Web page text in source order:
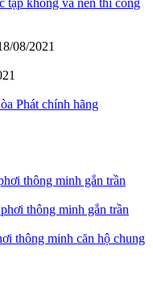
tạp không và nên thi công
08/2021
Phát chính hãng
thông minh gắn trần
thông minh gắn trần
thông minh căn hộ chung